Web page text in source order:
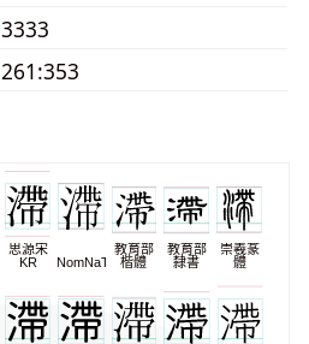
3333
261:353
思源宋
KR
NomNaTong
教育部
楷體
教育部
隸書
崇羲篆
體